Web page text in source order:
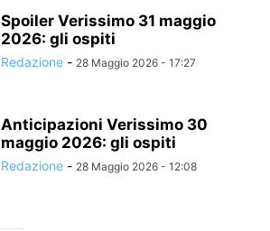
Spoiler Verissimo 31 maggio
2026: gli ospiti
Redazione - 28 Maggio 2026 - 17:27
Anticipazioni Verissimo 30
maggio 2026: gli ospiti
Redazione - 28 Maggio 2026 - 12:08